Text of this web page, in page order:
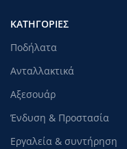
ΚΑΤΗΓΟΡΊΕΣ
Ποδήλατα
Ανταλλακτικά
Αξεσουάρ
Ένδυση & Προστασία
Εργαλεία & συντήρηση